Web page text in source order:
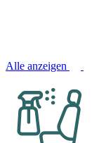
Alle anzeigen